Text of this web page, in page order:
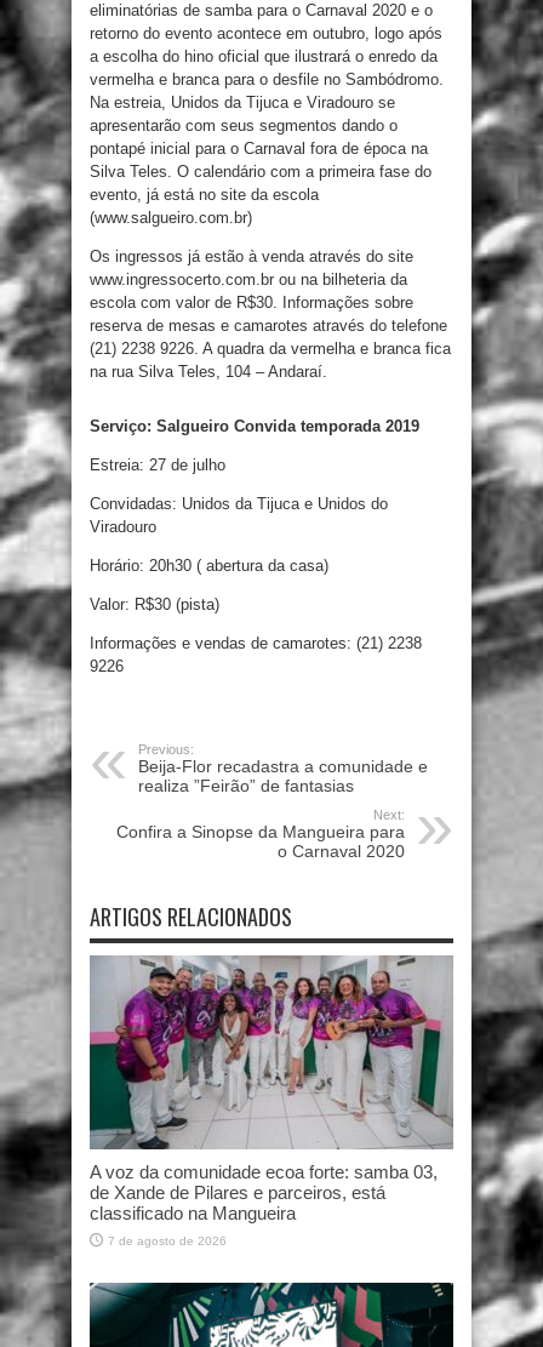
eliminatórias de samba para o Carnaval 2020 e o
retorno do evento acontece em outubro, logo após
a escolha do hino oficial que ilustrará o enredo da
vermelha e branca para o desfile no Sambódromo.
Na estreia, Unidos da Tijuca e Viradouro se
apresentarão com seus segmentos dando o
pontapé inicial para o Carnaval fora de época na
Silva Teles. O calendário com a primeira fase do
evento, já está no site da escola
(www.salgueiro.com.br)
Os ingressos já estão à venda através do site
www.ingressocerto.com.br ou na bilheteria da
escola com valor de R$30. Informações sobre
reserva de mesas e camarotes através do telefone
(21) 2238 9226. A quadra da vermelha e branca fica
na rua Silva Teles, 104 – Andaraí.
Serviço: Salgueiro Convida temporada 2019
Estreia: 27 de julho
Convidadas: Unidos da Tijuca e Unidos do
Viradouro
Horário: 20h30 ( abertura da casa)
Valor: R$30 (pista)
Informações e vendas de camarotes: (21) 2238
9226
Previous:
Beija-Flor recadastra a comunidade e
realiza ”Feirão” de fantasias
Next:
Confira a Sinopse da Mangueira para
o Carnaval 2020
ARTIGOS RELACIONADOS
A voz da comunidade ecoa forte: samba 03,
de Xande de Pilares e parceiros, está
classificado na Mangueira
7 de agosto de 2026